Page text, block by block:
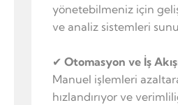
yönetebilmeniz için
ve analiz sistemleri
✔ Otomasyon ve İş
Manuel işlemleri
hızlandırıyor ve